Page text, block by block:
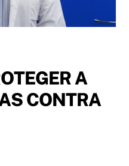
A
CONTRA